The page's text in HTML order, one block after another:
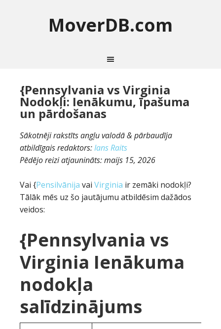
MoverDB.com
{Pennsylvania vs Virginia
Nodokļi: Ienākumu, īpašuma
un pārdošanas
Sākotnēji rakstīts angļu valodā & pārbaudīja
atbildīgais redaktors:Ians Raits
Pēdējo reizi atjaunināts:maijs 15, 2026
Vai {Pensilvānija vai Virginia ir zemāki nodokļi?
Tālāk mēs uz šo jautājumu atbildēsim dažādos
veidos:
{Pennsylvania vs
Virginia Ienākuma
nodokļa
salīdzinājums